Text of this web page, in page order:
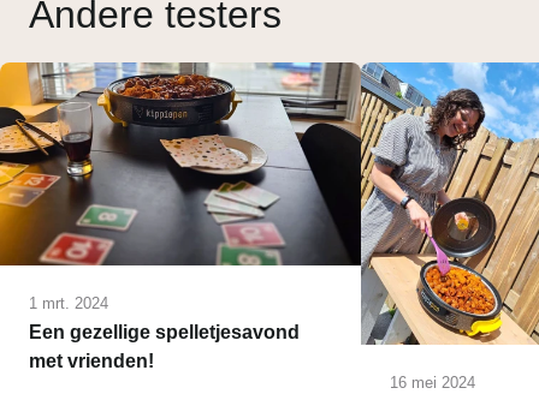
Andere testers
1 mrt. 2024
Een gezellige spelletjesavond
met vrienden!
16 mei 2024